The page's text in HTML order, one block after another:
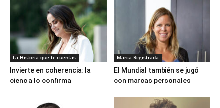
La Historia que te cuentas
Invierte en coherencia: la
ciencia lo confirma
Marca Registrada
El Mundial también se jugó
con marcas personales